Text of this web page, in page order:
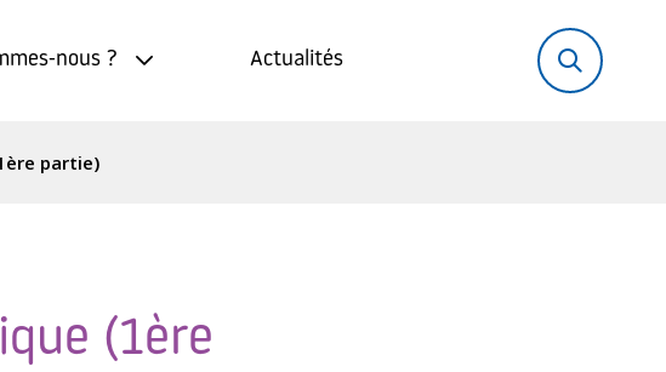
nous ? Actualités
Rechercher:
partie)
(1ère